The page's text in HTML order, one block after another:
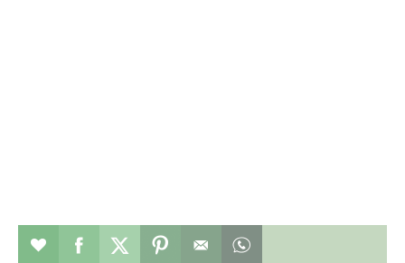
Verhaal toevoegen aan favorieten
Deel dit op facebook
Deel dit op twitter
Deel dit op pinterest